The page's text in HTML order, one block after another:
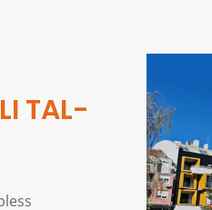
TAL-